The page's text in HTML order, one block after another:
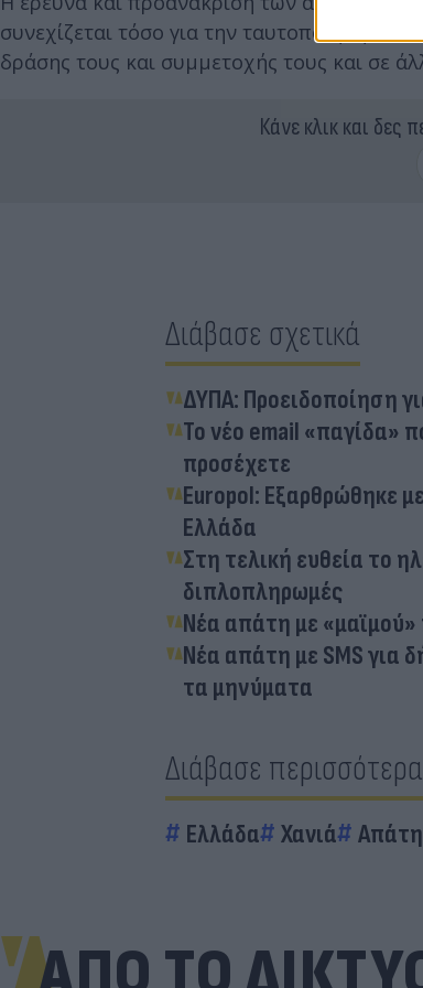
συνεχίζεται τόσο για την ταυτοποίηση
δράσης τους και συμμετοχής τους και σε
Κάνε κλικ και δες
Διάβασε σχετικά
ΔΥΠΑ: Προειδοποίηση
Το νέο email «παγίδα»
προσέχετε
Europol: Εξαρθρώθηκε
Ελλάδα
Στη τελική ευθεία το
διπλοπληρωμές
Νέα απάτη με
Νέα απάτη με SMS για
τα μηνύματα
Διάβασε περισσότερα
Ελλάδα Χανιά Απάτη